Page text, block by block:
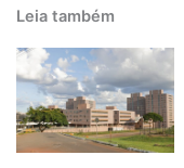
Leia também